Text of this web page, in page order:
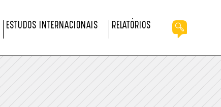
ESTUDOS INTERNACIONAIS RELATÓRIOS